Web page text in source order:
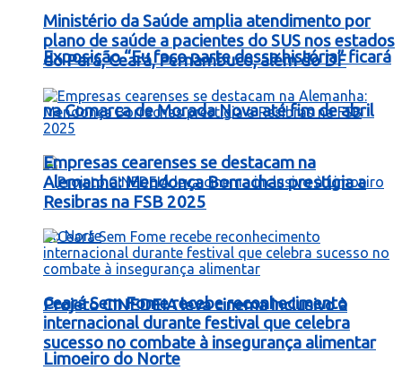
Exposição “Eu faço parte dessa história” ficará
na Comarca de Morada Nova até fim de abril
Projeto CINEDEIA leva cinema inclusivo à
Limoeiro do Norte
Ministério da Saúde amplia atendimento por
plano de saúde a pacientes do SUS nos estados
do Pará, Ceará, Pernambuco, além do DF
Empresas cearenses se destacam na
Alemanha: Mendonça Borrachas prestigia a
Resibras na FSB 2025
Ceará Sem Fome recebe reconhecimento
internacional durante festival que celebra
sucesso no combate à insegurança alimentar